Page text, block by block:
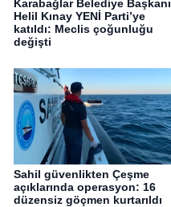
Karabağlar Belediye Başkanı
Helil Kınay YENİ Parti’ye
katıldı: Meclis çoğunluğu
değişti
Sahil güvenlikten Çeşme
açıklarında operasyon: 16
düzensiz göçmen kurtarıldı